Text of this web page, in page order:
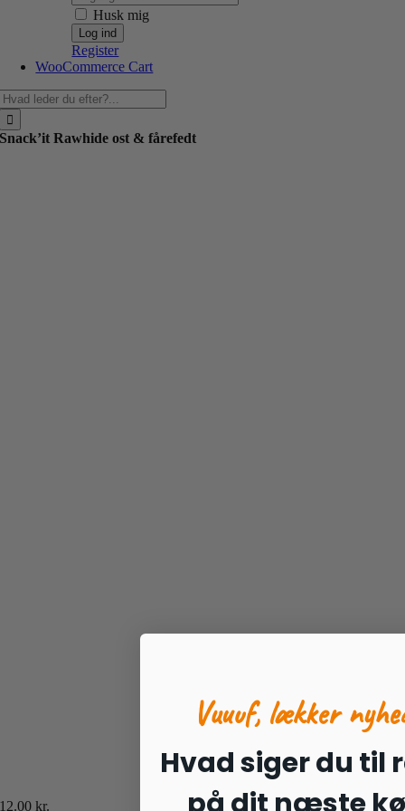
Husk mig
Register
WooCommerce Cart
Snack’it Rawhide ost & fårefedt
12.00kr.
Vuuuf, lækker
Hvad siger du til
på dit næste